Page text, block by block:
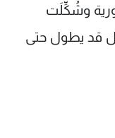
وشُكِّلَت
قد يطول حتى